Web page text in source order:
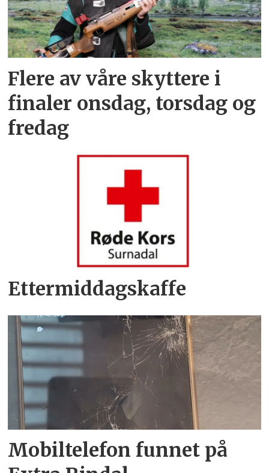
Flere av våre skyttere i
finaler onsdag, torsdag og
fredag
Ettermiddagskaffe
Mobiltelefon funnet på